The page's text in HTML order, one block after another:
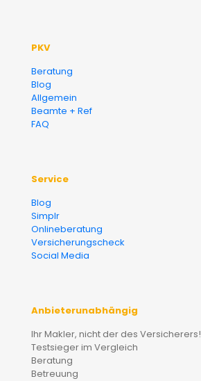
PKV
Beratung
Blog
Allgemein
Beamte + Ref
FAQ
Service
Blog
Simplr
Onlineberatung
Versicherungscheck
Social Media
Anbieterunabhängig
Ihr Makler, nicht der des Versicherers!
Testsieger im Vergleich
Beratung
Betreuung